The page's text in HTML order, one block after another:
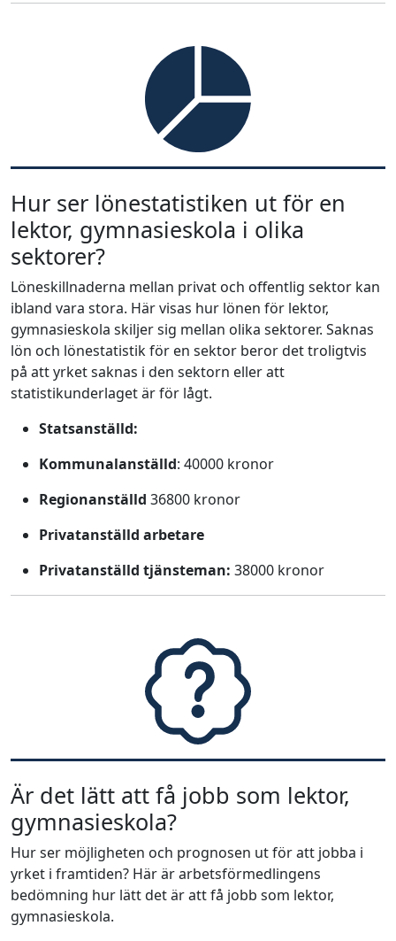
Hur ser lönestatistiken ut för en
lektor, gymnasieskola i olika
sektorer?
Löneskillnaderna mellan privat och offentlig sektor kan
ibland vara stora. Här visas hur lönen för lektor,
gymnasieskola skiljer sig mellan olika sektorer. Saknas
lön och lönestatistik för en sektor beror det troligtvis
på att yrket saknas i den sektorn eller att
statistikunderlaget är för lågt.
Statsanställd:
Kommunalanställd: 40000 kronor
Regionanställd 36800 kronor
Privatanställd arbetare
Privatanställd tjänsteman: 38000 kronor
Är det lätt att få jobb som lektor,
gymnasieskola?
Hur ser möjligheten och prognosen ut för att jobba i
yrket i framtiden? Här är arbetsförmedlingens
bedömning hur lätt det är att få jobb som lektor,
gymnasieskola.